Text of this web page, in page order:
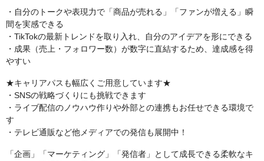
・自分のトークや表現力で「商品が売れる」「ファンが増える」瞬
間を実感できる
・TikTokの最新トレンドを取り入れ、自分のアイデアを形にできる
・成果（売上・フォロワー数）が数字に直結するため、達成感を得
やすい
★キャリアパスも幅広くご用意しています★
・SNSの戦略づくりにも挑戦できます
・ライブ配信のノウハウ作りや外部との連携もお任せできる環境で
す
・テレビ通販など他メディアでの発信も展開中！
「企画」「マーケティング」「発信者」として成長できる柔軟なキ